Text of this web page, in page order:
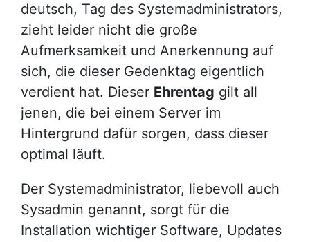
deutsch, Tag des Systemadministrators,
zieht leider nicht die große
Aufmerksamkeit und Anerkennung auf
sich, die dieser Gedenktag eigentlich
verdient hat. Dieser Ehrentag gilt all
jenen, die bei einem Server im
Hintergrund dafür sorgen, dass dieser
optimal läuft.
Der Systemadministrator, liebevoll auch
Sysadmin genannt, sorgt für die
Installation wichtiger Software, Updates